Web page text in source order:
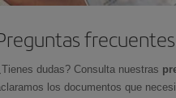
frecuentes
dudas? Consulta nuestras
los documentos que